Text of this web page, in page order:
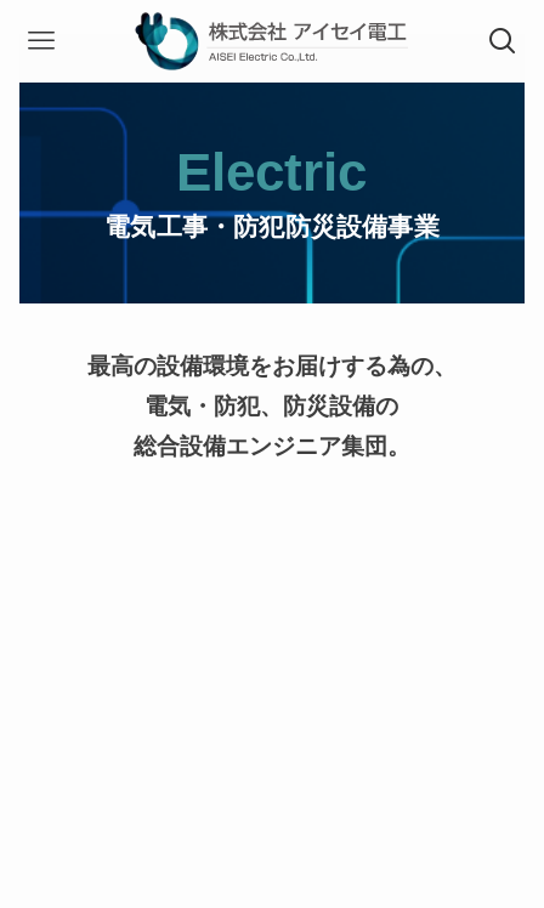
Electric
電気工事・防犯防災設備事業
最高の設備環境をお届けする為の、
電気・防犯、防災設備の
総合設備エンジニア集団。